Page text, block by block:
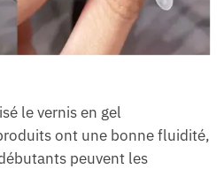
le vernis en gel
ont une bonne fluidité,
peuvent les